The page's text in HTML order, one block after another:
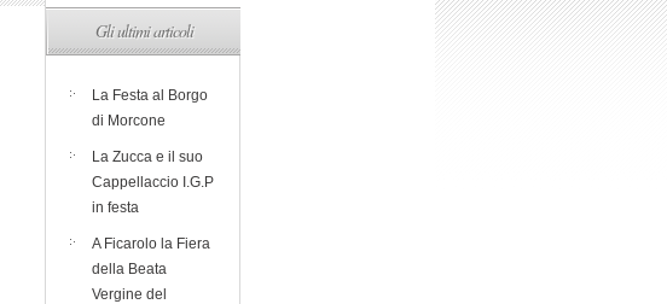
Gli ultimi articoli
La Festa al Borgo
di Morcone
La Zucca e il suo
Cappellaccio I.G.P
in festa
A Ficarolo la Fiera
della Beata
Vergine del